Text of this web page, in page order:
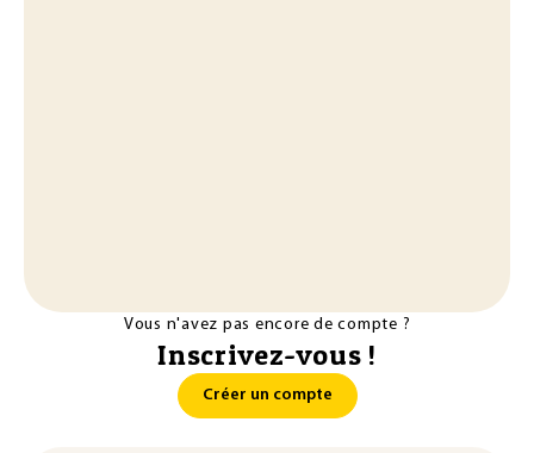
Vous n'avez pas encore de compte ?
Inscrivez-vous !
Créer un compte